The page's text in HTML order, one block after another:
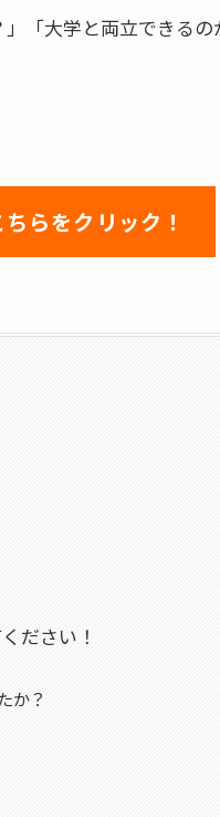
「大学と両立できる
らをクリック！
ださい！
か？